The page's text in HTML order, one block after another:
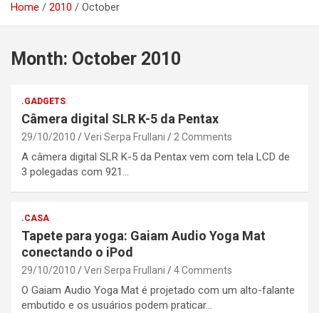
Home 2010 October
Month: October 2010
.GADGETS
Câmera digital SLR K-5 da Pentax
29/10/2010 Veri Serpa Frullani 2 Comments
A câmera digital SLR K-5 da Pentax vem com tela LCD de
3 polegadas com 921…
.CASA
Tapete para yoga: Gaiam Audio Yoga Mat
conectando o iPod
29/10/2010 Veri Serpa Frullani 4 Comments
O Gaiam Audio Yoga Mat é projetado com um alto-falante
embutido e os usuários podem praticar…